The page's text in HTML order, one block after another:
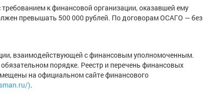
к финансовой организации, оказавшей ему
превышать 500 000 рублей. По договорам ОСАГО — без
взаимодействующей с финансовым уполномоченным.
порядке. Реестр и перечень финансовых
на официальном сайте финансового
).